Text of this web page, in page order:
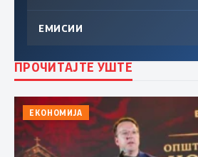
ЕМИСИИ
ПРОЧИТАЈТЕ УШТЕ
ЕКОНОМИЈА